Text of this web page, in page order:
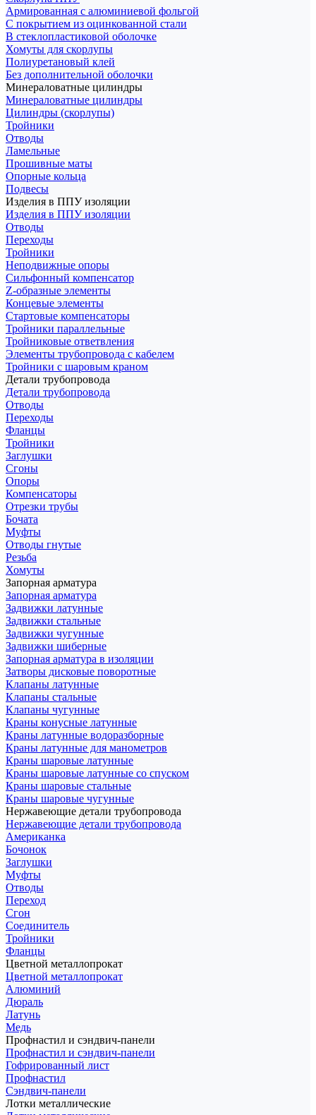
Армированная с алюминиевой фольгой
С покрытием из оцинкованной стали
В стеклопластиковой оболочке
Хомуты для скорлупы
Полиуретановый клей
Без дополнительной оболочки
Минераловатные цилиндры
Минераловатные цилиндры
Цилиндры (скорлупы)
Тройники
Отводы
Ламельные
Прошивные маты
Опорные кольца
Подвесы
Изделия в ППУ изоляции
Изделия в ППУ изоляции
Отводы
Переходы
Тройники
Неподвижные опоры
Cильфонный компенсатор
Z-образные элементы
Концевые элементы
Стартовые компенсаторы
Тройники параллельные
Тройниковые ответвления
Элементы трубопровода с кабелем
Тройники с шаровым краном
Детали трубопровода
Детали трубопровода
Отводы
Переходы
Фланцы
Тройники
Заглушки
Сгоны
Опоры
Компенсаторы
Отрезки трубы
Бочата
Муфты
Отводы гнутые
Резьба
Хомуты
Запорная арматура
Запорная арматура
Задвижки латунные
Задвижки стальные
Задвижки чугунные
Задвижки шиберные
Запорная арматура в изоляции
Затворы дисковые поворотные
Клапаны латунные
Клапаны стальные
Клапаны чугунные
Краны конусные латунные
Краны латунные водоразборные
Краны латунные для манометров
Краны шаровые латунные
Краны шаровые латунные со спуском
Краны шаровые стальные
Краны шаровые чугунные
Нержавеющие детали трубопровода
Нержавеющие детали трубопровода
Американка
Бочонок
Заглушки
Муфты
Отводы
Переход
Сгон
Соединитель
Тройники
Фланцы
Цветной металлопрокат
Цветной металлопрокат
Алюминий
Дюраль
Латунь
Медь
Профнастил и сэндвич-панели
Профнастил и сэндвич-панели
Гофрированный лист
Профнастил
Сэндвич-панели
Лотки металлические